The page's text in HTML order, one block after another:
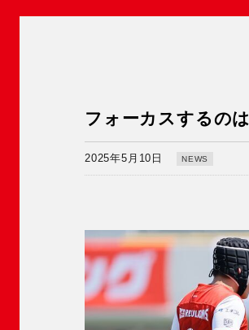
フォーカスするの
2025年5月10日 NEWS